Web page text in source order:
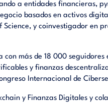
a entidades financieras,
basados en activos
Science, y coinvestigador en
más de 18 000 seguidores
y finanzas
Internacional de
y Finanzas Digitales y